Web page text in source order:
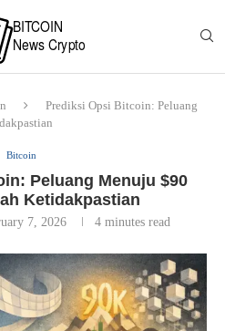
Prediksi Opsi Bitcoin: Peluang
Bitcoin
Peluang Menuju $90
Ketidakpastian
7, 2026 4 minutes read